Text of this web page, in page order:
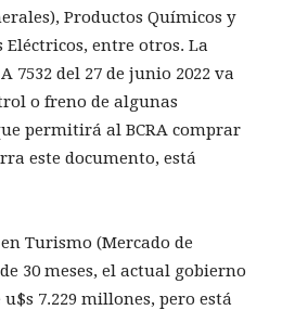
Productos Químicos y
entre otros. La
7532 del 27 de junio 2022 va
o freno de algunas
permitirá al BCRA comprar
este documento, está
Turismo (Mercado de
30 meses, el actual gobierno
7.229 millones, pero está